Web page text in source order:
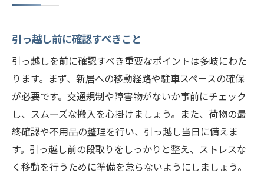
引っ越し前に確認すべきこと
引っ越しを前に確認すべき重要なポイントは多岐にわた
ります。まず、新居への移動経路や駐車スペースの確保
が必要です。交通規制や障害物がないか事前にチェック
し、スムーズな搬入を心掛けましょう。また、荷物の最
終確認や不用品の整理を行い、引っ越し当日に備えま
す。引っ越し前の段取りをしっかりと整え、ストレスな
く移動を行うために準備を怠らないようにしましょう。